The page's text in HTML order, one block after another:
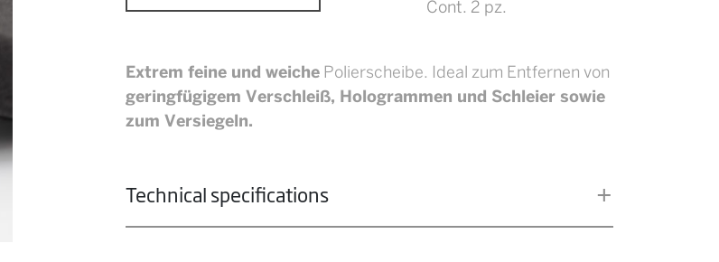
Cont. 2 pz.
Extrem feine und weiche Polierscheibe. Ideal zum Entfernen von
geringfügigem Verschleiß, Hologrammen und Schleier sowie
zum Versiegeln.
Technical specifications